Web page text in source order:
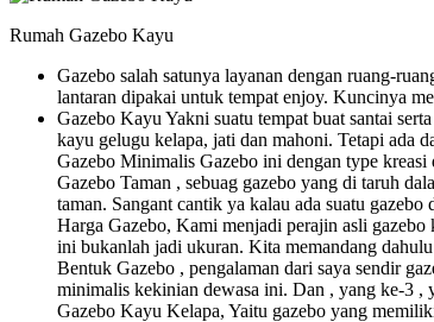
Rumah Gazebo Kayu
Gazebo salah satunya layanan dengan ruang-
lantaran dipakai untuk tempat enjoy. Kuncinya
Gazebo Kayu Yakni suatu tempat buat santai
kayu gelugu kelapa, jati dan mahoni. Tetapi ada
Gazebo Minimalis Gazebo ini dengan type
Gazebo Taman , sebuag gazebo yang di taruh
taman. Sangant cantik ya kalau ada suatu gazebo
Harga Gazebo, Kami menjadi perajin asli gazebo
ini bukanlah jadi ukuran. Kita memandang
Bentuk Gazebo , pengalaman dari saya sendir
minimalis kekinian dewasa ini. Dan , yang ke-3 ,
Gazebo Kayu Kelapa, Yaitu gazebo yang